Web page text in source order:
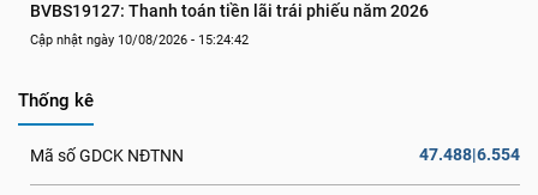
BVBS19127: Thanh toán tiền lãi trái phiếu năm 2026
Cập nhật ngày 10/08/2026 - 15:24:42
Thống kê
Mã số GDCK NĐTNN 47.488|6.554